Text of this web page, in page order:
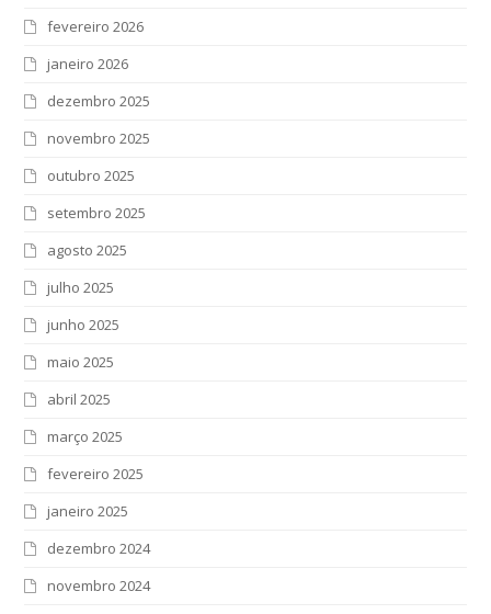
fevereiro 2026
janeiro 2026
dezembro 2025
novembro 2025
outubro 2025
setembro 2025
agosto 2025
julho 2025
junho 2025
maio 2025
abril 2025
março 2025
fevereiro 2025
janeiro 2025
dezembro 2024
novembro 2024